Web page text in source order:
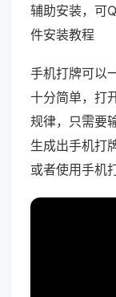
辅助安装，可
件安装教程
手机打牌可以
十分简单，打
规律，只需要
生成出手机打
或者使用手机